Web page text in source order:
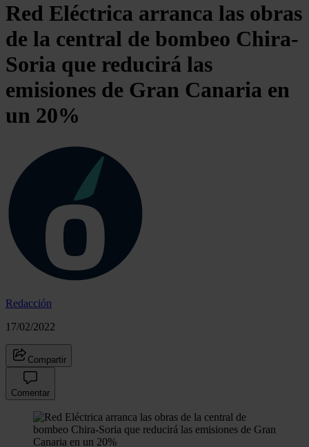
Red Eléctrica arranca las obras
de la central de bombeo Chira-
Soria que reducirá las
emisiones de Gran Canaria en
un 20%
Redacción
17/02/2022
Compartir
Comentar